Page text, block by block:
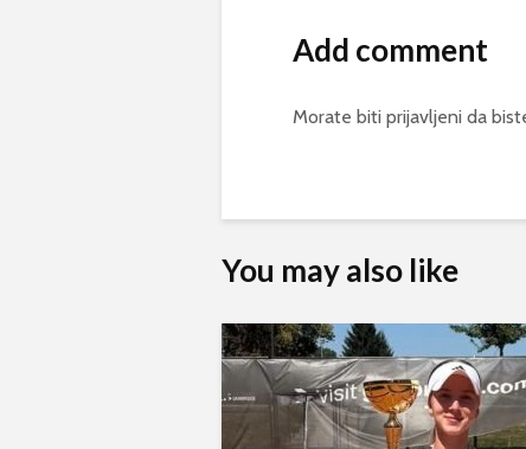
Add comment
Morate biti prijavljeni da
You may also like